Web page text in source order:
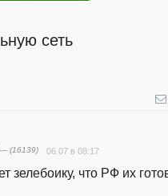
сеть
— (16139) 06.07 в 08:17
зелебоику, что РФ их